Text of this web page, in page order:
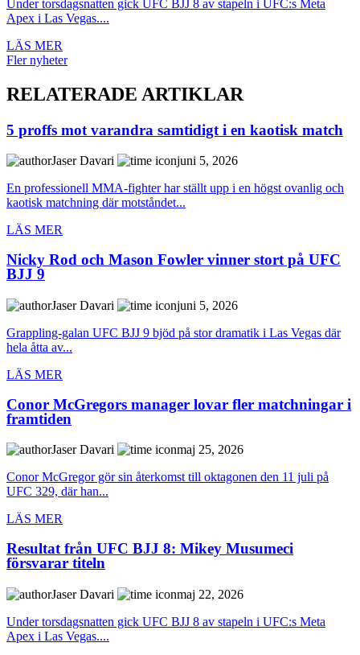
Under torsdagsnatten gick UFC BJJ 8 av stapeln i UFC:s Meta
Apex i Las Vegas....
LÄS MER
Fler nyheter
RELATERADE ARTIKLAR
5 proffs mot varandra samtidigt i en kaotisk match
Jaser Davari
juni 5, 2026
En professionell MMA-fighter har ställt upp i en högst ovanlig och
kaotisk matchning där motståndet...
LÄS MER
Nicky Rod och Mason Fowler vinner stort på UFC
BJJ 9
Jaser Davari
juni 5, 2026
Grappling-galan UFC BJJ 9 bjöd på stor dramatik i Las Vegas där
hela åtta av...
LÄS MER
Conor McGregors manager lovar fler matchningar i
framtiden
Jaser Davari
maj 25, 2026
Conor McGregor gör sin återkomst till oktagonen den 11 juli på
UFC 329, där han...
LÄS MER
Resultat från UFC BJJ 8: Mikey Musumeci
försvarar titeln
Jaser Davari
maj 22, 2026
Under torsdagsnatten gick UFC BJJ 8 av stapeln i UFC:s Meta
Apex i Las Vegas....